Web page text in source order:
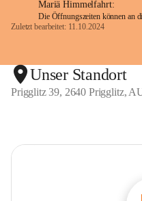
Mariä Himmelfahrt:
Die Öffnungszeiten können an
Zuletzt bearbeitet: 11.10.2024
Unser Standort
Prigglitz 39, 2640 Prigglitz,